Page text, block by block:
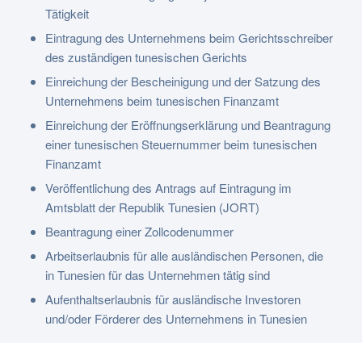
Tätigkeit
Eintragung des Unternehmens beim Gerichtsschreiber
des zuständigen tunesischen Gerichts
Einreichung der Bescheinigung und der Satzung des
Unternehmens beim tunesischen Finanzamt
Einreichung der Eröffnungserklärung und Beantragung
einer tunesischen Steuernummer beim tunesischen
Finanzamt
Veröffentlichung des Antrags auf Eintragung im
Amtsblatt der Republik Tunesien (JORT)
Beantragung einer Zollcodenummer
Arbeitserlaubnis für alle ausländischen Personen, die
in Tunesien für das Unternehmen tätig sind
Aufenthaltserlaubnis für ausländische Investoren
und/oder Förderer des Unternehmens in Tunesien